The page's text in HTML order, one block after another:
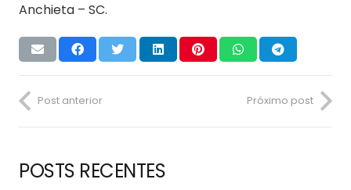
Anchieta – SC.
Post anterior Próximo post
POSTS RECENTES